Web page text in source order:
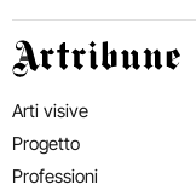
Artribune
Arti visive
Progetto
Professioni